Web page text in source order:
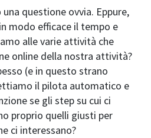
questione ovvia. Eppure,
modo efficace il tempo e
alle varie attività che
online della nostra attività?
(e in questo strano
il pilota automatico e
se gli step su cui ci
proprio quelli giusti per
ci interessano?